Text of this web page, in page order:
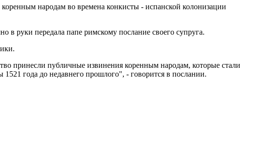
народам во времена конкисты - испанской колонизации
в руки передала папе римскому послание своего супруга.
принесли публичные извинения коренным народам, которые стали
года до недавнего прошлого", - говорится в послании.